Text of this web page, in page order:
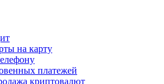
на карту
платежей
криптовалют